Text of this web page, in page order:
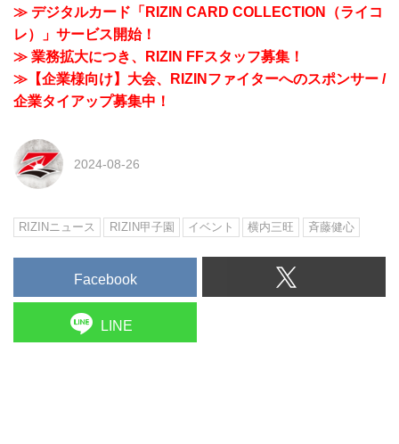
≫ デジタルカード「RIZIN CARD COLLECTION（ライコ
レ）」サービス開始！
≫ 業務拡大につき、RIZIN FFスタッフ募集！
≫【企業様向け】大会、RIZINファイターへのスポンサー /
企業タイアップ募集中！
2024-08-26
RIZINニュース RIZIN甲子園 イベント 横内三旺 ⻫藤健心
Facebook
LINE